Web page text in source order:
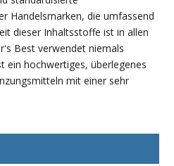
Handelsmarken, die umfassend
dieser Inhaltsstoffe ist in allen
Best verwendet niemals
ein hochwertiges, überlegenes
mit einer sehr